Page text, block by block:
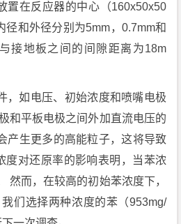
置在反应器的中心（160x50x50
径和外径分别为5mm，0.7mm和
接地板之间的间隙距离为18m
，如电压、初始浓度和喷嘴电极
和平板电极之间外加直流电压的
产生更多的高能粒子，这将导致
度对还原率的影响表明，当苯浓
然而，在较高的初始苯浓度下，
们选择两种浓度的苯（953mg/